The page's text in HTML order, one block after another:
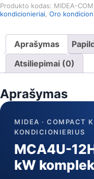
kasetinis
kondicionierius
3.5/3.8
komplektas
be
dekoratyvių
grotelių
Produkto kodas: MIDEA-
kondicionieriai Oro
Aprašymas
Atsiliepimai (0)
Aprašymas
MIDEA · COMPACT
KONDICIONIERIUS
MCA4U-
kW